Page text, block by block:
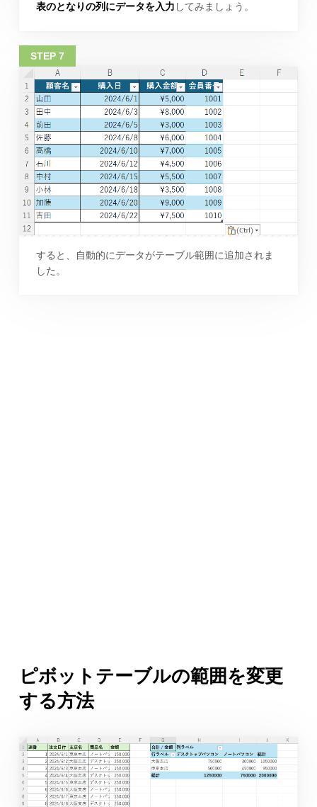
表のとなりの列にデータを入力 してみましょう。
すると、自動的にデータがテーブル範囲に追加されま
した。
ピボットテーブルの範囲を変更
する方法